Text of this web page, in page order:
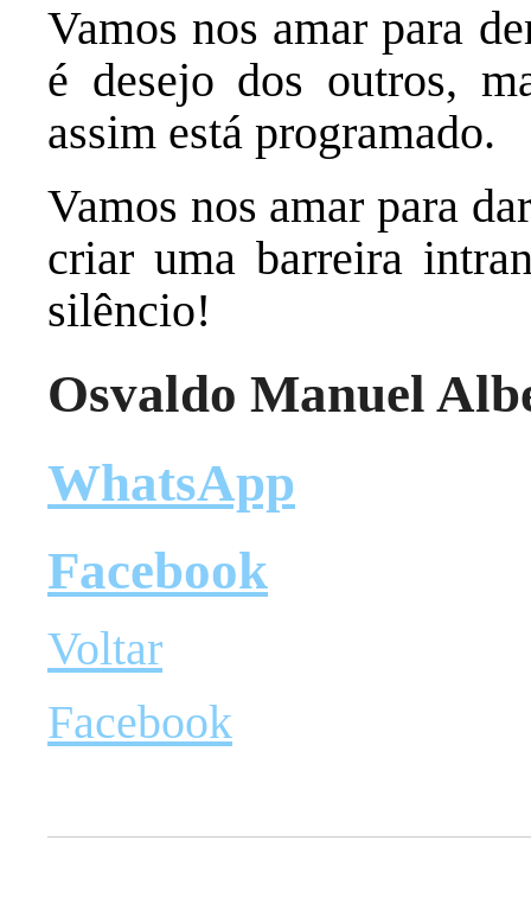
Vamos nos amar para
é desejo dos outros,
assim está programado.
Vamos nos amar para
criar uma barreira
silêncio!
Osvaldo Manuel
WhatsApp
Facebook
Voltar
Facebook